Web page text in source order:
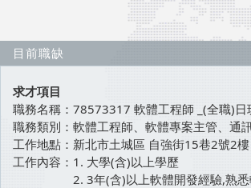
目前職缺
求才項目
職務名稱： 78573317 軟體工程師 _(全職)日
職務類別： 軟體工程師、軟體專案主管、通
工作地點： 新北市土城區 自強街15巷2號2樓
工作內容： 1. 大學(含)以上學歷
2. 3年(含)以上軟體開發經驗,熟